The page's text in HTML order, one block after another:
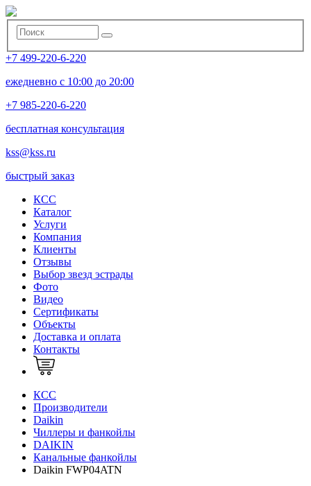
+7 499-220-6-220
ежедневно с 10:00 до 20:00
+7 985-220-6-220
бесплатная консультация
kss@kss.ru
быстрый заказ
КСС
Каталог
Услуги
Компания
Клиенты
Oтзывы
Выбор звезд эстрады
Фото
Видео
Сертификаты
Объекты
Доставка и оплата
Контакты
КСС
Производители
Daikin
Чиллеры и фанкойлы
DAIKIN
Канальные фанкойлы
Daikin FWP04ATN